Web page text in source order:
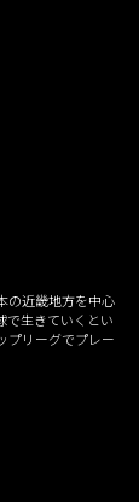
の近畿地方を中心
で生きていくとい
プリーグでプレー